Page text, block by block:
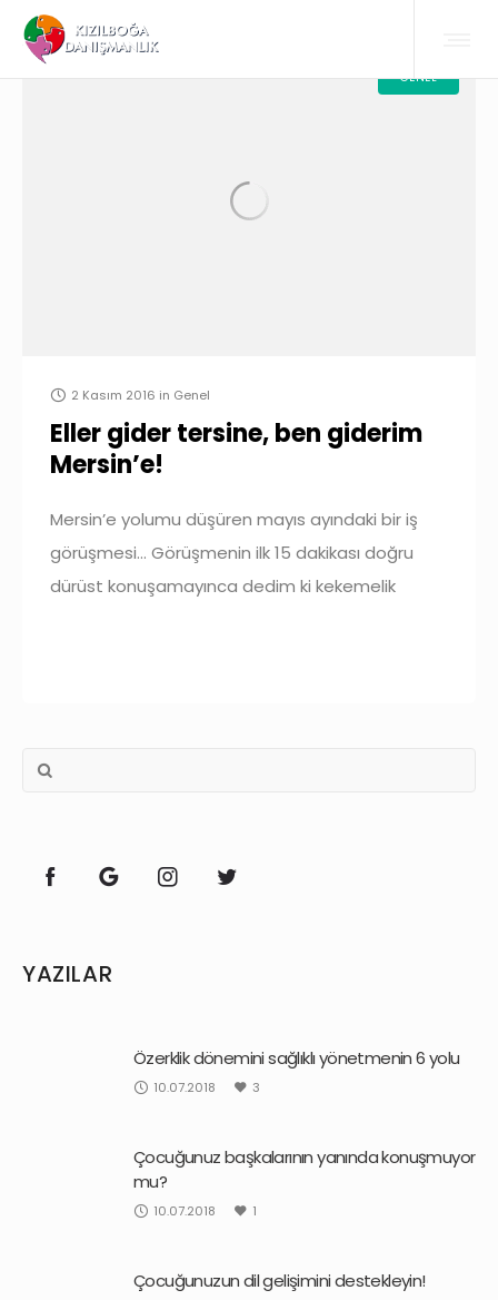
GENEL
2 Kasım 2016 in Genel
Eller gider tersine, ben giderim
Mersin’e!
Mersin’e yolumu düşüren mayıs ayındaki bir iş
görüşmesi… Görüşmenin ilk 15 dakikası doğru
dürüst konuşamayınca dedim ki kekemelik
YAZILAR
Özerklik dönemini sağlıklı yönetmenin 6 yolu
10.07.2018 3
Çocuğunuz başkalarının yanında konuşmuyor
mu?
10.07.2018 1
Çocuğunuzun dil gelişimini destekleyin!